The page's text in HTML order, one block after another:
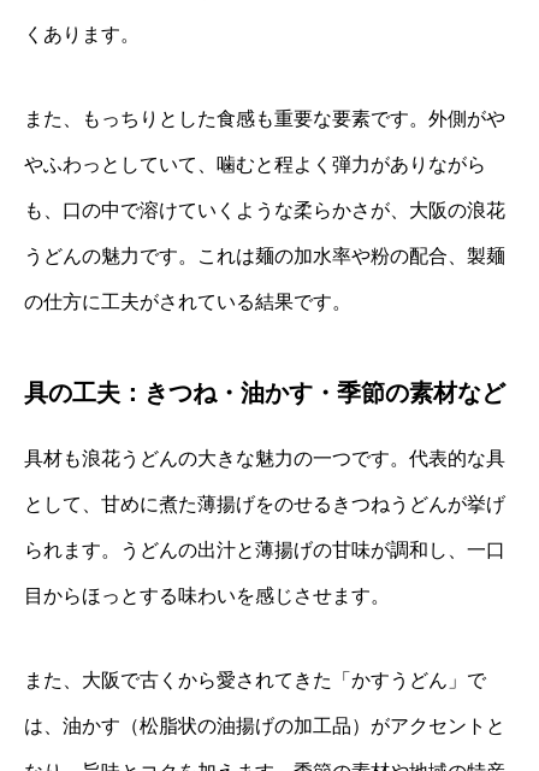
くあります。
また、もっちりとした食感も重要な要素です。外側がや
やふわっとしていて、噛むと程よく弾力がありながら
も、口の中で溶けていくような柔らかさが、大阪の浪花
うどんの魅力です。これは麺の加水率や粉の配合、製麺
の仕方に工夫がされている結果です。
具の工夫：きつね・油かす・季節の素材など
具材も浪花うどんの大きな魅力の一つです。代表的な具
として、甘めに煮た薄揚げをのせるきつねうどんが挙げ
られます。うどんの出汁と薄揚げの甘味が調和し、一口
目からほっとする味わいを感じさせます。
また、大阪で古くから愛されてきた「かすうどん」で
は、油かす（松脂状の油揚げの加工品）がアクセントと